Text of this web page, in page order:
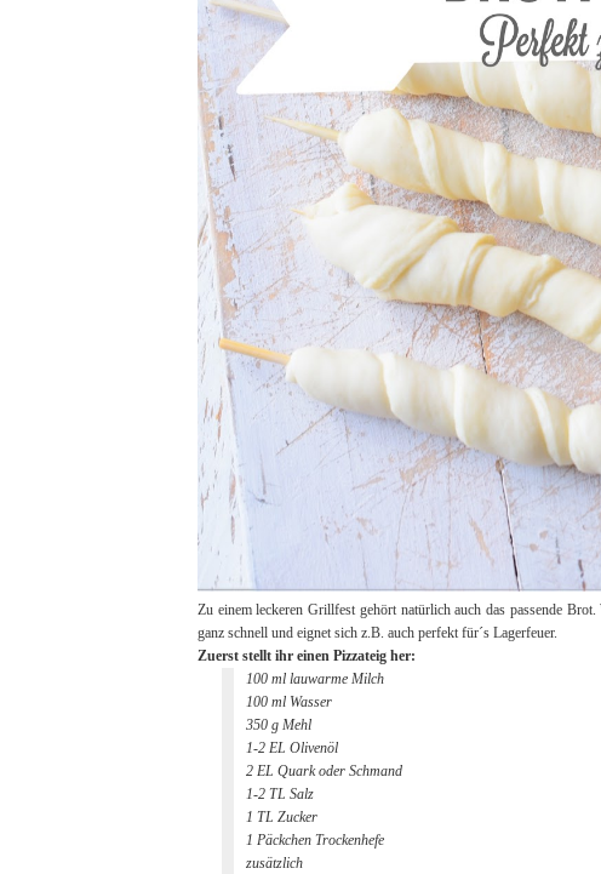
Zu einem leckeren Grillfest gehört natürlich auch das passende
ganz schnell und eignet sich z.B. auch perfekt für´s Lagerfeuer.
Zuerst stellt ihr einen Pizzateig her:
100 ml lauwarme Milch
100 ml Wasser
350 g Mehl
1-2 EL Olivenöl
2 EL Quark oder Schmand
1-2 TL Salz
1 TL Zucker
1 Päckchen Trockenhefe
zusätzlich